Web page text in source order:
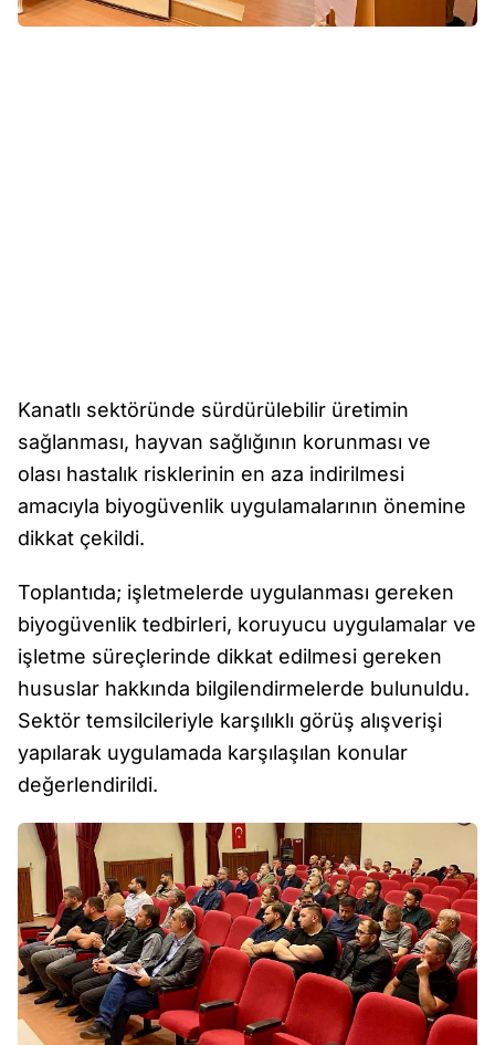
Kanatlı sektöründe sürdürülebilir üretimin
sağlanması, hayvan sağlığının korunması ve
olası hastalık risklerinin en aza indirilmesi
amacıyla biyogüvenlik uygulamalarının önemine
dikkat çekildi.
Toplantıda; işletmelerde uygulanması gereken
biyogüvenlik tedbirleri, koruyucu uygulamalar ve
işletme süreçlerinde dikkat edilmesi gereken
hususlar hakkında bilgilendirmelerde bulunuldu.
Sektör temsilcileriyle karşılıklı görüş alışverişi
yapılarak uygulamada karşılaşılan konular
değerlendirildi.